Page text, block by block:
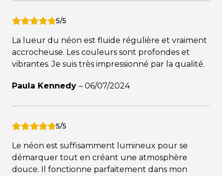
5/5
La lueur du néon est fluide régulière et vraiment
accrocheuse. Les couleurs sont profondes et
vibrantes. Je suis très impressionné par la qualité.
Paula Kennedy – 06/07/2024
5/5
Le néon est suffisamment lumineux pour se
démarquer tout en créant une atmosphère
douce. Il fonctionne parfaitement dans mon